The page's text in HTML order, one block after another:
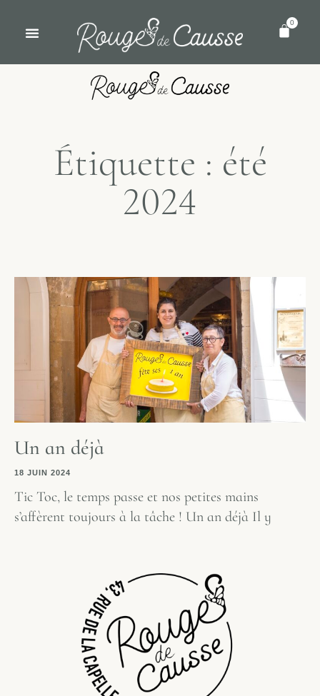
0
Étiquette : été
2024
Un an déjà
18 JUIN 2024
Tic Toc, le temps passe et nos petites mains
s’affèrent toujours à la tâche ! Un an déjà Il y